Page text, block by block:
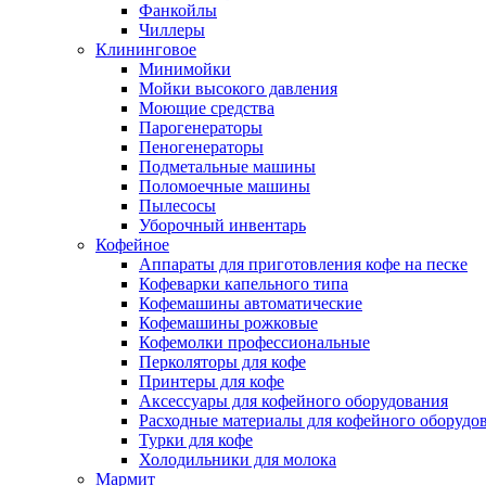
Фанкойлы
Чиллеры
Клининговое
Минимойки
Мойки высокого давления
Моющие средства
Парогенераторы
Пеногенераторы
Подметальные машины
Поломоечные машины
Пылесосы
Уборочный инвентарь
Кофейное
Аппараты для приготовления кофе на песке
Кофеварки капельного типа
Кофемашины автоматические
Кофемашины рожковые
Кофемолки профессиональные
Перколяторы для кофе
Принтеры для кофе
Аксессуары для кофейного оборудования
Расходные материалы для кофейного
Турки для кофе
Холодильники для молока
Мармит